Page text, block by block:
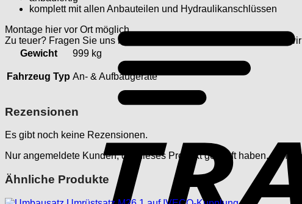
komplett mit allen Anbauteilen und Hydraulikanschlüssen
Montage hier vor Ort möglich.
Zu teuer? Fragen Sie uns nach einer Alternative? Wir sehen, was wir
Gewicht
999 kg
Fahrzeug Typ An- & Aufbaugeräte
Rezensionen
Es gibt noch keine Rezensionen.
Nur angemeldete Kunden, die dieses Produkt gekauft haben,
Ähnliche Produkte